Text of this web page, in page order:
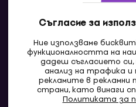
Съгласие за
Ние използваме
функционалността на
дадеш съгласието си,
анализ на трафика и
рекламите в
страни, като винаги
Политиката за